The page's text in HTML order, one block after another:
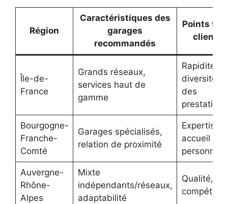
Région
Caractéristiques des
garages
recommandés
Points
clients
Île-de-
France
Grands réseaux,
services haut de
gamme
Rapidité,
diversité
des
prestations
Bourgogne-
Franche-
Comté
Garages spécialisés,
relation de proximité
Expertise,
accueil
Auvergne-
Rhône-
Alpes
Mixte
indépendants/réseaux,
adaptabilité
Qualité,
compétitifs